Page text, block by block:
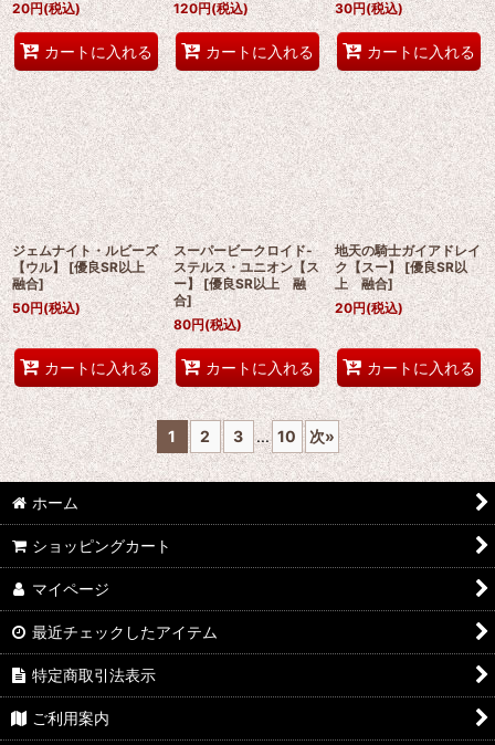
20円(税込)
カートに入れる
120円(税込)
カートに入れる
30円(税込)
カートに入れる
ジェムナイト・ルビーズ
【ウル】 [優良SR以上
融合]
50円(税込)
カートに入れる
スーパービークロイド-
ステルス・ユニオン【ス
ー】 [優良SR以上 融
合]
80円(税込)
カートに入れる
地天の騎士ガイアドレイ
ク【スー】 [優良SR以
上 融合]
20円(税込)
カートに入れる
1 2 3 ... 10 次»
ホーム
ショッピングカート
マイページ
最近チェックしたアイテム
特定商取引法表示
ご利用案内